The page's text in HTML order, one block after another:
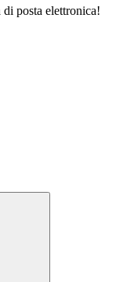
posta elettronica!